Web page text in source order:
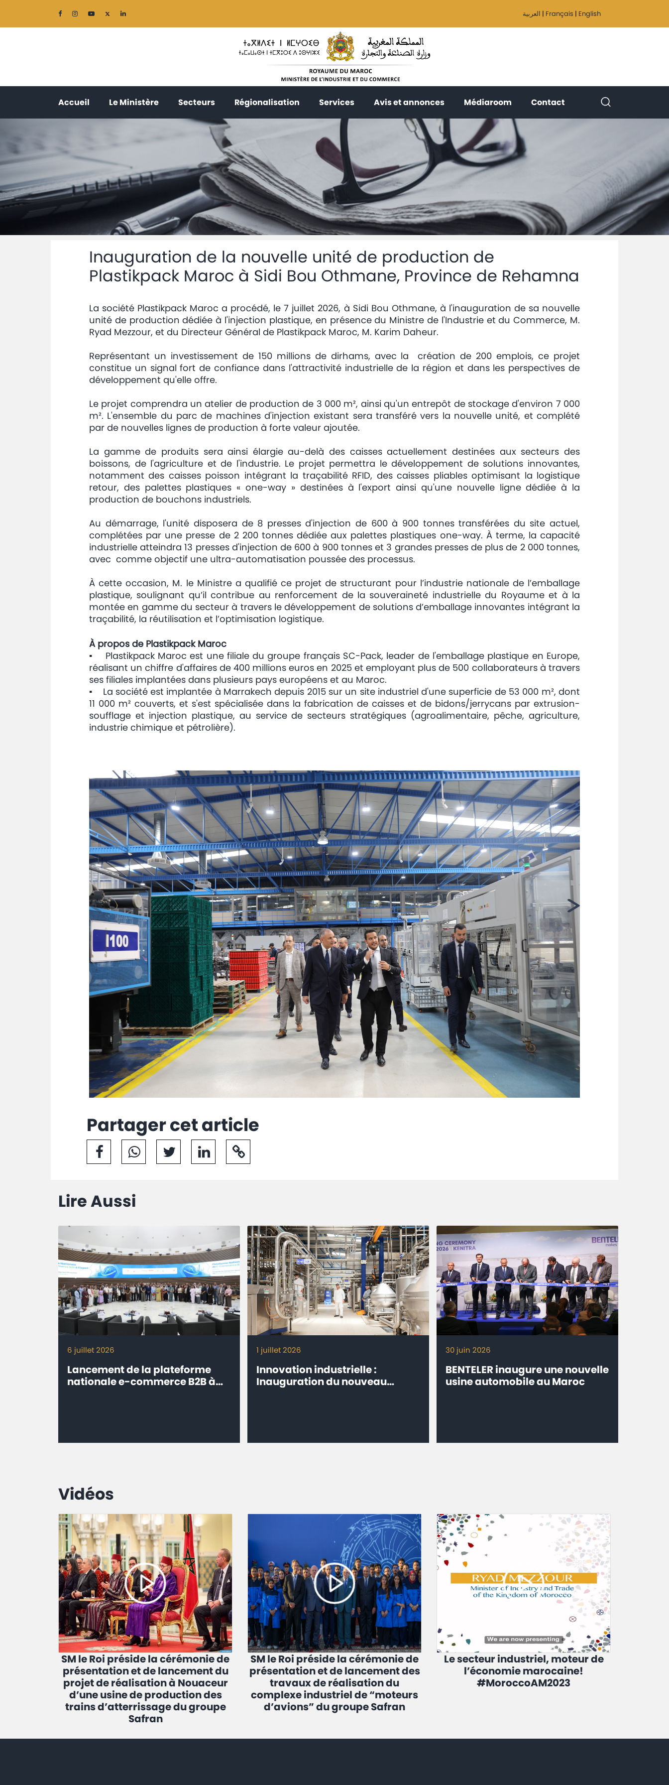
العربية | Français | English
Accueil (current)
Le Ministère(current)Secteurs(current)Régionalisation (current)
Services(current)Avis et annonces(current)Médiaroom (current)
Contact (current)
Inauguration de la nouvelle unité de production de
Plastikpack Maroc à Sidi Bou Othmane, Province de Rehamna
La société Plastikpack Maroc a procédé, le 7 juillet 2026, à Sidi Bou Othmane, à l'inauguration de sa nouvelle
unité de production dédiée à l'injection plastique, en présence du Ministre de l'Industrie et du Commerce, M.
Ryad Mezzour, et du Directeur Général de Plastikpack Maroc, M. Karim Daheur.
Représentant un investissement de 150 millions de dirhams, avec la création de 200 emplois, ce projet
constitue un signal fort de confiance dans l'attractivité industrielle de la région et dans les perspectives de
développement qu'elle offre.
Le projet comprendra un atelier de production de 3 000 m², ainsi qu'un entrepôt de stockage d'environ 7 000
m². L'ensemble du parc de machines d'injection existant sera transféré vers la nouvelle unité, et complété
par de nouvelles lignes de production à forte valeur ajoutée.
La gamme de produits sera ainsi élargie au-delà des caisses actuellement destinées aux secteurs des
boissons, de l'agriculture et de l'industrie. Le projet permettra le développement de solutions innovantes,
notamment des caisses poisson intégrant la traçabilité RFID, des caisses pliables optimisant la logistique
retour, des palettes plastiques « one-way » destinées à l'export ainsi qu'une nouvelle ligne dédiée à la
production de bouchons industriels.
Au démarrage, l'unité disposera de 8 presses d'injection de 600 à 900 tonnes transférées du site actuel,
complétées par une presse de 2 200 tonnes dédiée aux palettes plastiques one-way. À terme, la capacité
industrielle atteindra 13 presses d'injection de 600 à 900 tonnes et 3 grandes presses de plus de 2 000 tonnes,
avec comme objectif une ultra-automatisation poussée des processus.
À cette occasion, M. le Ministre a qualifié ce projet de structurant pour l’industrie nationale de l’emballage
plastique, soulignant qu’il contribue au renforcement de la souveraineté industrielle du Royaume et à la
montée en gamme du secteur à travers le développement de solutions d’emballage innovantes intégrant la
traçabilité, la réutilisation et l’optimisation logistique.
À propos de Plastikpack Maroc
▪ Plastikpack Maroc est une filiale du groupe français SC-Pack, leader de l'emballage plastique en Europe,
réalisant un chiffre d'affaires de 400 millions euros en 2025 et employant plus de 500 collaborateurs à travers
ses filiales implantées dans plusieurs pays européens et au Maroc.
▪ La société est implantée à Marrakech depuis 2015 sur un site industriel d'une superficie de 53 000 m², dont
11 000 m² couverts, et s'est spécialisée dans la fabrication de caisses et de bidons/jerrycans par extrusion-
soufflage et injection plastique, au service de secteurs stratégiques (agroalimentaire, pêche, agriculture,
industrie chimique et pétrolière).
Partager cet article
Lire Aussi
6 juillet 2026
Lancement de la plateforme
nationale e-commerce B2B à
1 juillet 2026
Innovation industrielle :
Inauguration du nouveau
30 juin 2026
BENTELER inaugure une nouvelle
usine automobile au Maroc
Vidéos
SM le Roi préside la cérémonie de
présentation et de lancement du
projet de réalisation à Nouaceur
d’une usine de production des
trains d’atterrissage du groupe
Safran
SM le Roi préside la cérémonie de
présentation et de lancement des
travaux de réalisation du
complexe industriel de “moteurs
d’avions” du groupe Safran
Le secteur industriel, moteur de
l’économie marocaine!
#MoroccoAM2023